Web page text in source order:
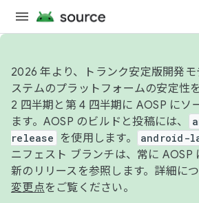
2026 年より、トランク安定版開発
ステムのプラットフォームの安定性
2 四半期と第 4 四半期に AOSP にソ
ます。AOSP のビルドと投稿には、
release
を使用します。 android-
ニフェスト ブランチは、常に AOSP
新のリリースを参照します。詳細に
変更点をご覧ください。